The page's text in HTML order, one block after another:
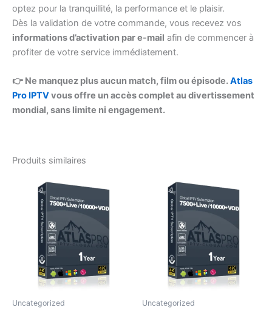
optez pour la tranquillité, la performance et le plaisir.
Dès la validation de votre commande, vous recevez vos
informations d’activation par e-mail afin de commencer à
profiter de votre service immédiatement.
👉 Ne manquez plus aucun match, film ou épisode.Atlas
Pro IPTVvous offre un accès complet au divertissement
mondial, sans limite ni engagement.
Produits similaires
Uncategorized Uncategorized